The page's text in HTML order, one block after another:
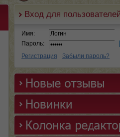
Вход для
Имя:
Пароль:
Регистрация
Забыли пароль?